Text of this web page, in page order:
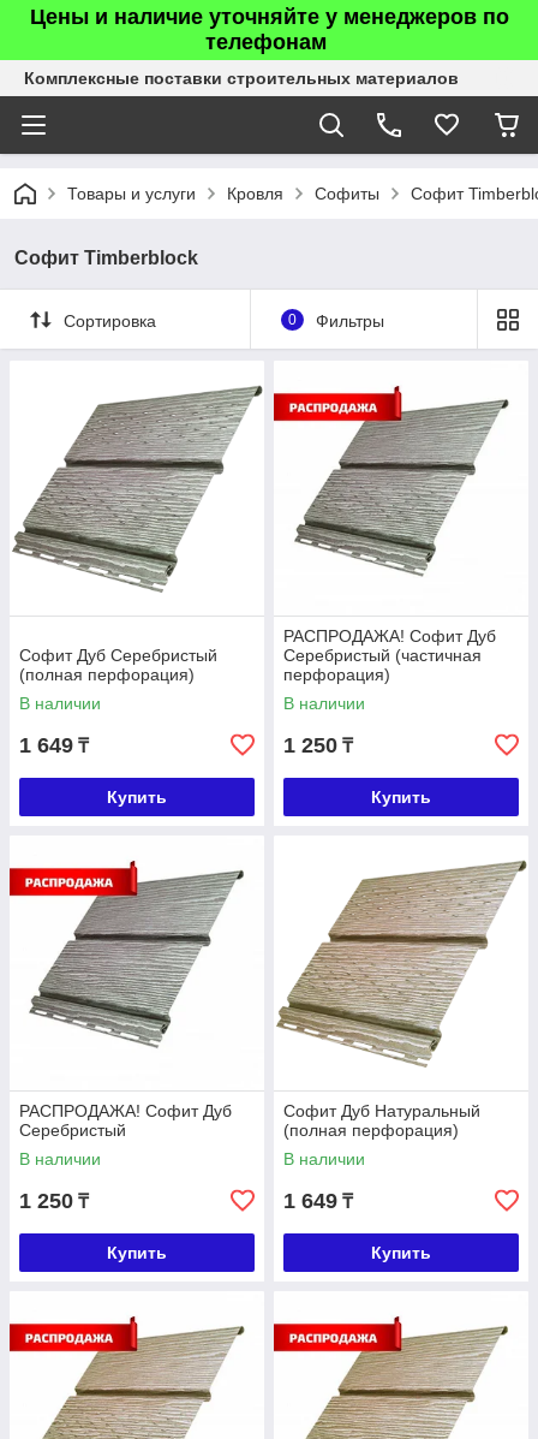
Цены и наличие уточняйте у менеджеров по
телефонам
Комплексные поставки строительных материалов
Товары и услуги Кровля Софиты Софит
Софит Timberblock
Сортировка 0 Фильтры
Софит Дуб Серебристый
(полная перфорация)
В наличии
1 649 ₸
Купить
РАСПРОДАЖА! Софит Дуб
Серебристый (частичная
перфорация)
В наличии
1 250 ₸
Купить
РАСПРОДАЖА! Софит Дуб
Серебристый
В наличии
1 250 ₸
Купить
Софит Дуб Натуральный
(полная перфорация)
В наличии
1 649 ₸
Купить